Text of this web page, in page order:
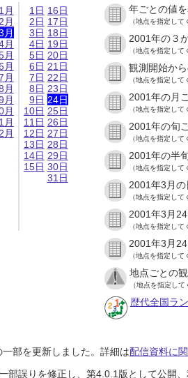
1月
2月
月
月
月
月
月
月
月
月
月
月
1日
2日
3日
4日
5日
6日
7日
8日
9日
10日
11日
12日
13日
14日
15日
16日
17日
18日
19日
20日
21日
22日
23日
24日
25日
26日
27日
28日
29日
30日
31日
年ごとの値
（地点を指定して
2001年の３
（地点を指定して
観測開始か
（地点を指定して
2001年の月
（地点を指定して
2001年の旬
（地点を指定して
2001年の半
（地点を指定して
2001年3月
（地点を指定して
2001年3月
（地点を指定して
2001年3月
（地点を指定して
地点ごとの
（地点を指定して
歴代全国ラ
部を更新しました。詳細は配信資料に
誤りを修正し、第4.0.1版として公開